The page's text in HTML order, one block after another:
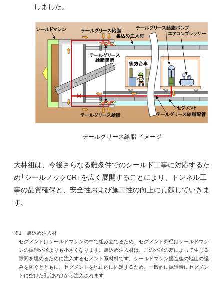
しました。
テールグリース給脂 イメージ
大林組は、今後さらなる難条件でのシールド工事に対応するた
め「シールノックCR」を広く展開することにより、トンネル工
事の品質確保と、安全性および施工性の向上に貢献していきま
す。
※1 裏込め注入材
セグメントはシールドマシンの中で組み立てるため、セグメント外径はシールドマシ
ンの掘削外径よりも小さくなります。裏込め注入材は、この外径の差によって生じる
隙間を埋めるために注入するセメント系材料です。シールドマシン掘進後の地山の緩
みを防ぐとともに、セグメントを地山内に固定するため、一般的に掘進時にセグメン
トに空けた孔（あな）から注入されます